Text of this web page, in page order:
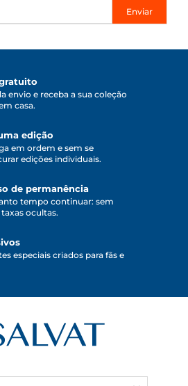
Enviar
envio e receba a sua coleção
casa.
edição
em ordem e sem se
edições individuais.
de permanência
tempo continuar: sem
ocultas.
especiais criados para fãs e